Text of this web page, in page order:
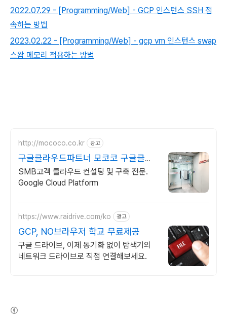
2022.07.29 - [Programming/Web] - GCP 인스턴스 SSH 접
속하는 방법
2023.02.22 - [Programming/Web] - gcp vm 인스턴스 swap
스왑 메모리 적용하는 방법
http://mococo.co.kr 광고
구글클라우드파트너 모코코 구글클라
우드 공식리셀러파트너
SMB고객 클라우드 컨설팅 및 구축 전문.
Google Cloud Platform
https://www.raidrive.com/ko 광고
GCP, NO브라우저 학교 무료제공
구글 드라이브, 이제 동기화 없이 탐색기의
네트워크 드라이브로 직접 연결해보세요.